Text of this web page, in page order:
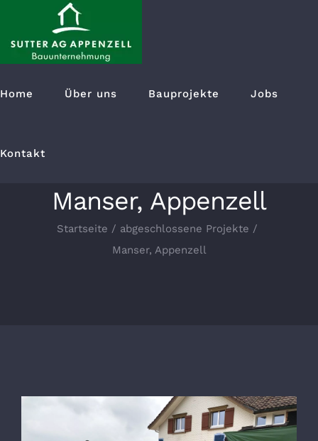
nach:
Home Über uns Bauprojekte Jobs
Kontakt
Manser, Appenzell
Startseite
abgeschlossene Projekte
Manser, Appenzell